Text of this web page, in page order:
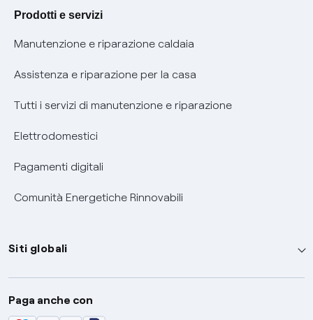
Agevolazione utenti con disabilità per offerte Fibra
Informativa RAEE
Prodotti e servizi
Manutenzione e riparazione caldaia
Assistenza e riparazione per la casa
Tutti i servizi di manutenzione e riparazione
Elettrodomestici
Pagamenti digitali
Comunità Energetiche Rinnovabili
Siti globali
Enel Group
Enel Green Power
Paga anche con